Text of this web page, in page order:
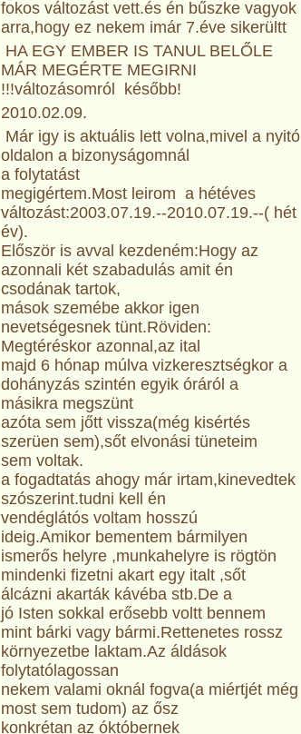
fokos változást vett.és én bűszke vagyok
arra,hogy ez nekem imár 7.éve sikerültt
HA EGY EMBER IS TANUL BELŐLE
MÁR MEGÉRTE MEGIRNI
!!!változásomról később!
2010.02.09.
Már igy is aktuális lett volna,mivel a nyitó
oldalon a bizonyságomnál
a folytatást
megigértem.Most leirom a hétéves
változást:2003.07.19.--2010.07.19.--( hét
év).
Először is avval kezdeném:Hogy az
azonnali két szabadulás amit én
csodának tartok,
mások szemébe akkor igen
nevetségesnek tünt.Röviden:
Megtéréskor azonnal,az ital
majd 6 hónap múlva vizkeresztségkor a
dohányzás szintén egyik óráról a
másikra megszünt
azóta sem jőtt vissza(még kisértés
szerüen sem),sőt elvonási tüneteim
sem voltak.
a fogadtatás ahogy már irtam,kinevedtek
szószerint.tudni kell én
vendéglátós voltam hosszú
ideig.Amikor bementem bármilyen
ismerős helyre ,munkahelyre is rögtön
mindenki fizetni akart egy italt ,sőt
álcázni akarták kávéba stb.De a
jó Isten sokkal erősebb voltt bennem
mint bárki vagy bármi.Rettenetes rossz
környezetbe laktam.Az áldások
folytatólagossan
nekem valami oknál fogva(a miértjét még
most sem tudom) az ősz
konkrétan az óktóbernek